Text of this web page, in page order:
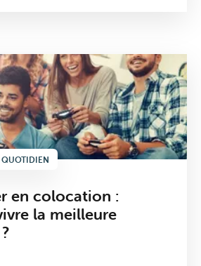
Orange
en colocation :
la meilleure